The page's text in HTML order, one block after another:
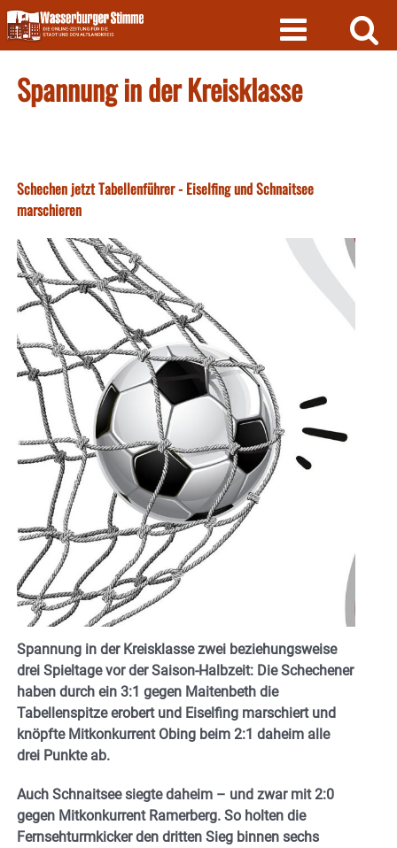
Skip
to
content
Spannung in der Kreisklasse
Schechen jetzt Tabellenführer - Eiselfing und Schnaitsee
marschieren
Spannung in der Kreisklasse zwei beziehungsweise
drei Spieltage vor der Saison-Halbzeit: Die Schechener
haben durch ein 3:1 gegen Maitenbeth die
Tabellenspitze erobert und Eiselfing marschiert und
knöpfte Mitkonkurrent Obing beim 2:1 daheim alle
drei Punkte ab.
Auch Schnaitsee siegte daheim – und zwar mit 2:0
gegen Mitkonkurrent Ramerberg. So holten die
Fernsehturmkicker den dritten Sieg binnen sechs